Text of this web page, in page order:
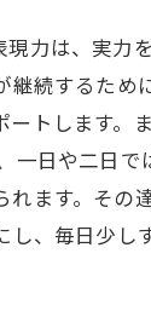
力は、実力
継続するため
トします。
一日や二日で
ます。その
し、毎日少し